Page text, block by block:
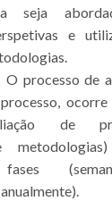
seja
e
O processo de
de